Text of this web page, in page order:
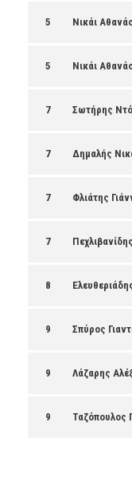
5 Νικάι
5 Νικάι
7 Σωτήρης
7 Δημαλής
7 Φλιάτης
7
8
9 Σπύρος
9 Λάζαρης
9 Ταζόπουλος